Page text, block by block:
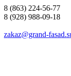
8 (863) 224-56-77
8 (928) 988-09-18
zakaz@grand-